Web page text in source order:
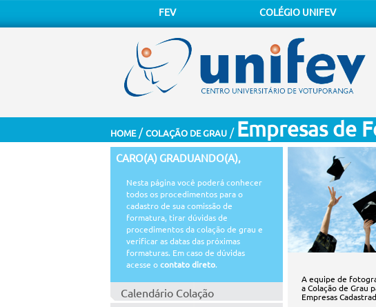
FEV COLÉGIO UNIFEV
HOME/ COLAÇÃO DE GRAU / Empresas de
CARO(A) GRADUANDO(A),
Nesta página você poderá conhecer
todos os procedimentos para o
cadastro de sua comissão de
formatura, tirar dúvidas de
procedimentos da colação de grau e
verificar as datas das próximas
formaturas. Em caso de dúvidas
acesse o contato direto.
Calendário Colação
A equipe de
a Colação de Grau
Empresas